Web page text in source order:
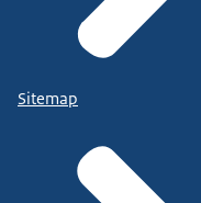
Sitemap